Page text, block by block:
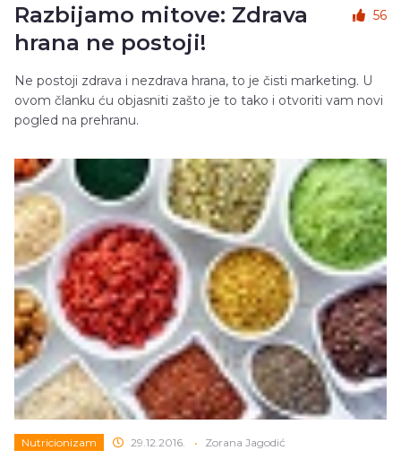
Razbijamo mitove: Zdrava
hrana ne postoji!
56
Ne postoji zdrava i nezdrava hrana, to je čisti marketing. U
ovom članku ću objasniti zašto je to tako i otvoriti vam novi
pogled na prehranu.
Nutricionizam 29.12.2016. • Zorana Jagodić